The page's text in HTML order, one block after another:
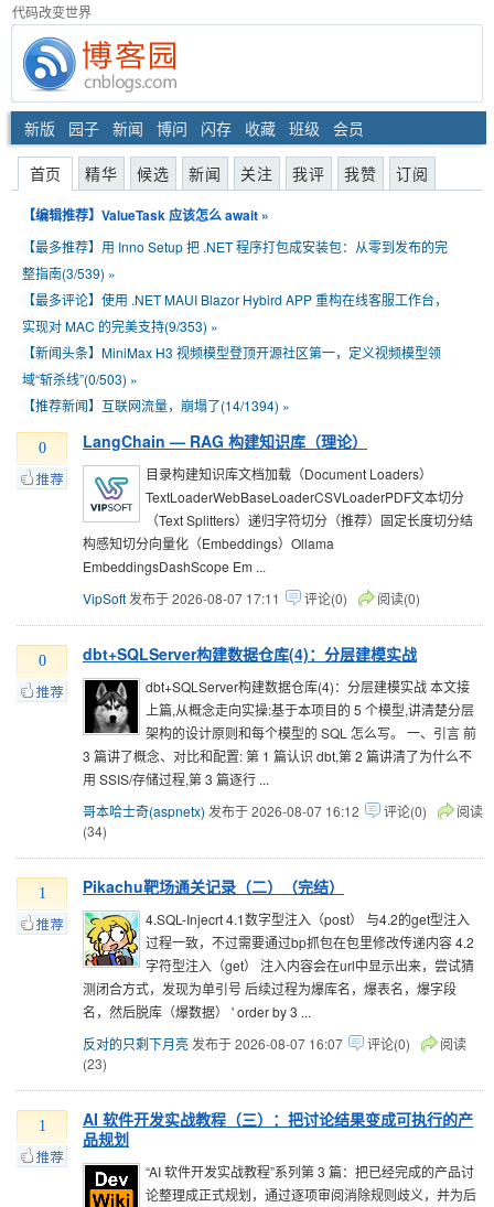
代码改变世界
新版 园子 新闻 博问 闪存 收藏 班级 会员
首页 精华 候选 新闻 关注 我评 我赞 订阅
【编辑推荐】 ValueTask 应该怎么 await »
【最多推荐】 用 Inno Setup 把 .NET 程序打包成安装包：从零到发布的完
整指南(3/539) »
【最多评论】 使用 .NET MAUI Blazor Hybird APP 重构在线客服工作台，
实现对 MAC 的完美支持(9/353) »
【新闻头条】 MiniMax H3 视频模型登顶开源社区第一，定义视频模型领
域“斩杀线”(0/503) »
【推荐新闻】 互联网流量，崩塌了(14/1394) »
0 LangChain — RAG 构建知识库（理论）
目录构建知识库文档加载（Document Loaders）
TextLoaderWebBaseLoaderCSVLoaderPDF文本切分
（Text Splitters）递归字符切分（推荐）固定长度切分结
构感知切分向量化（Embeddings）Ollama
EmbeddingsDashScope Em ...
VipSoft 发布于 2026-08-07 17:11 评论(0) 阅读(0)
0 dbt+SQLServer构建数据仓库(4)：分层建模实战
dbt+SQLServer构建数据仓库(4)：分层建模实战 本文接
上篇,从概念走向实操:基于本项目的 5 个模型,讲清楚分层
架构的设计原则和每个模型的 SQL 怎么写。 一、引言 前
3 篇讲了概念、对比和配置: 第 1 篇认识 dbt,第 2 篇讲清了为什么不
用 SSIS/存储过程,第 3 篇逐行 ...
哥本哈士奇(aspnetx) 发布于 2026-08-07 16:12 评论(0)
阅读
(34)
1 Pikachu靶场通关记录（二）（完结）
4.SQL-Injecrt 4.1数字型注入（post） 与4.2的get型注入
过程一致，不过需要通过bp抓包在包里修改传递内容 4.2
字符型注入（get） 注入内容会在url中显示出来，尝试猜
测闭合方式，发现为单引号 后续过程为爆库名，爆表名，爆字段
名，然后脱库（爆数据） ' order by 3 ...
反对的只剩下月亮 发布于 2026-08-07 16:07 评论(0)
阅读
(23)
1
AI 软件开发实战教程（三）：把讨论结果变成可执行的产
品规划
“AI 软件开发实战教程”系列第 3 篇：把已经完成的产品讨
论整理成正式规划，通过逐项审阅消除规则歧义，并为后